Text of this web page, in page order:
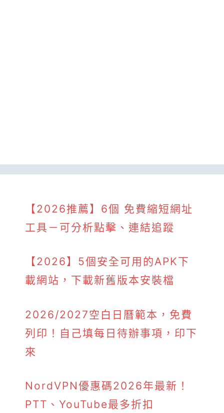
【2026推薦】6個 免費縮短網址
工具－可分析點擊、連結追蹤
【2026】5個安全可用的APK下
載網站，下載新舊版本安裝檔
2026/2027空白日曆範本，免費
列印！自己填每日待辦事項，印下
來
NordVPN優惠碼2026年最新！
PTT、YouTube最多折扣